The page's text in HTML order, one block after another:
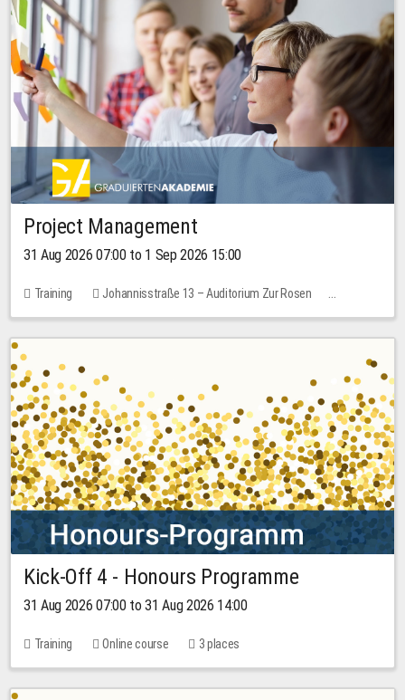
Project Management
31 Aug 2026 07:00 to 1 Sep 2026 15:00
Training
Johannisstraße 13 – Auditorium Zur Rosen
No free places
30.00 EUR
Kick-Off 4 - Honours Programme
31 Aug 2026 07:00 to 31 Aug 2026 14:00
Training Online course 3 places